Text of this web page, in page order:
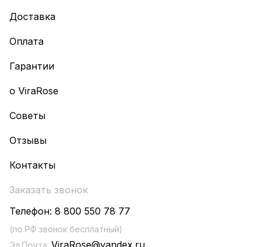
Доставка
Оплата
Гарантии
о ViraRose
Советы
Отзывы
Контакты
Заказать звонок
Телефон: 8 800 550 78 77
(по РФ звонок бесплатный)
Эл.Почта: